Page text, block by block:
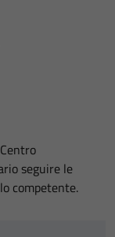
seguire le
competente.